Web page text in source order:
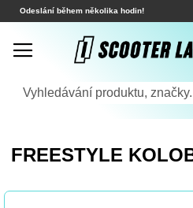
Přejít
obsah
Odeslání během několika hodin!
FREESTYLE